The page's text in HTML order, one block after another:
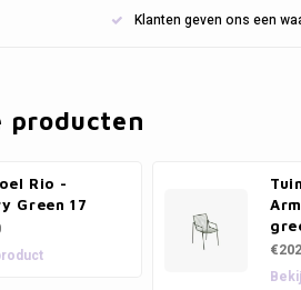
Klanten geven ons een
producten
Rio -
Green 17